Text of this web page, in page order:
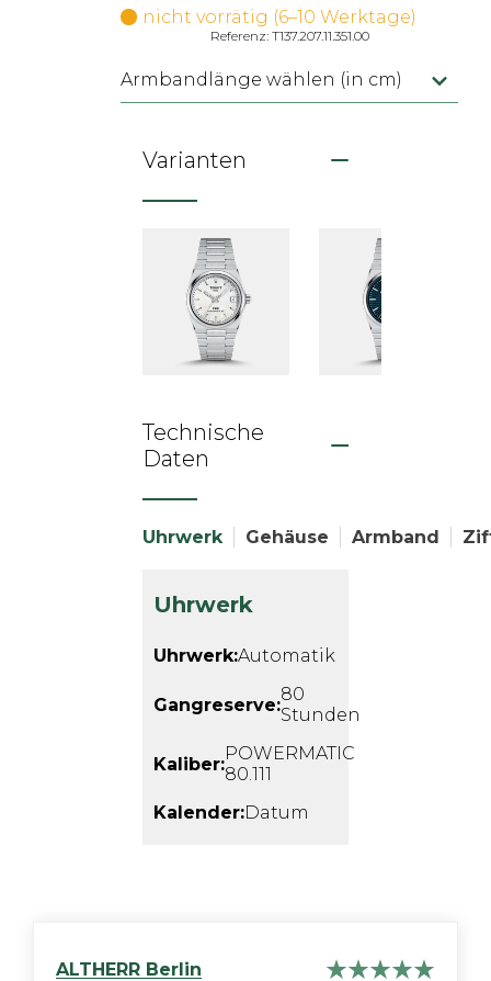
nicht vorrätig (6–10 Werktage)
Referenz: T137.207.11.351.00
Armbandlänge wählen (in cm)
Varianten
Technische
Daten
Uhrwerk Gehäuse Armband
Uhrwerk
Uhrwerk:Automatik
Gangreserve:80
Stunden
Kaliber:POWERMATIC
80.111
Kalender:Datum
ALTHERR Berlin